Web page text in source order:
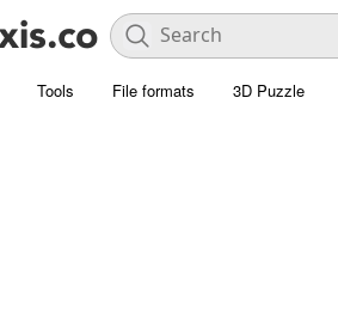
Tools File formats 3D Puzzle